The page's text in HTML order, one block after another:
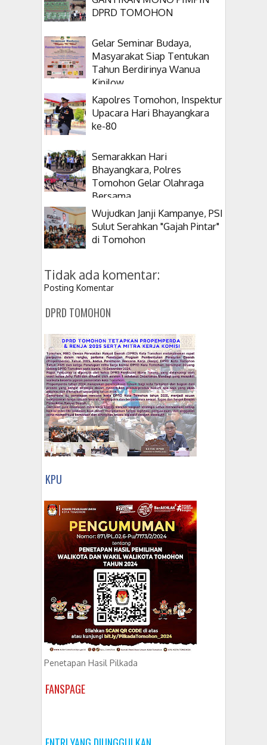
DPRD TOMOHON
Gelar Seminar Budaya,
Masyarakat Siap Tentukan
Tahun Berdirinya Wanua
Kinilow
Kapolres Tomohon, Inspektur
Upacara Hari Bhayangkara
ke-80
Semarakkan Hari
Bhayangkara, Polres
Tomohon Gelar Olahraga
Bersama
Wujudkan Janji Kampanye, PSI
Sulut Serahkan "Gajah Pintar"
di Tomohon
Tidak ada komentar:
Posting Komentar
DPRD TOMOHON
KPU
Penetapan Hasil Pilkada
FANSPAGE